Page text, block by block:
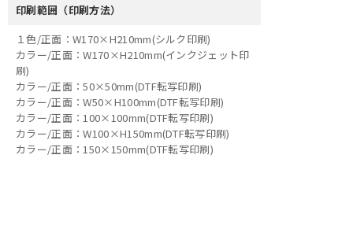
印刷範囲（印刷方法）
１色/正面：W170×H210mm(シルク印刷)
カラー/正面：W170×H210mm(インクジェット印
刷)
カラー/正面：50×50mm(DTF転写印刷)
カラー/正面：W50×H100mm(DTF転写印刷)
カラー/正面：100×100mm(DTF転写印刷)
カラー/正面：W100×H150mm(DTF転写印刷)
カラー/正面：150×150mm(DTF転写印刷)